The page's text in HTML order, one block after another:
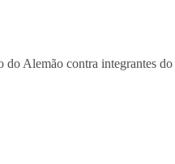
Alemão contra integrantes do